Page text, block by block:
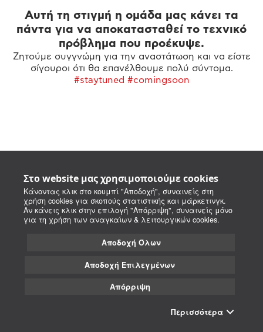
Στο website μας χρησιμοποιούμε cookies
Κάνοντας κλικ στο κουμπί "Αποδοχή", συναινείς στη
χρήση cookies για σκοπούς στατιστικής και μάρκετινγκ.
Αν κάνεις κλικ στην επιλογή "Απόρριψη", συναινείς μόνο
για τη χρήση των αναγκαίων & λειτουργικών cookies.
Αποδοχή Όλων
Αποδοχή Επιλεγμένων
Απόρριψη
Περισσότερα
Αυτή τη στιγμή η ομάδα μας κάνει τα
πάντα για να αποκατασταθεί το τεχνικό
πρόβλημα που προέκυψε.
Ζητούμε συγγνώμη για την αναστάτωση και να είστε
σίγουροι ότι θα επανέλθουμε πολύ σύντομα.
#staytuned #comingsoon